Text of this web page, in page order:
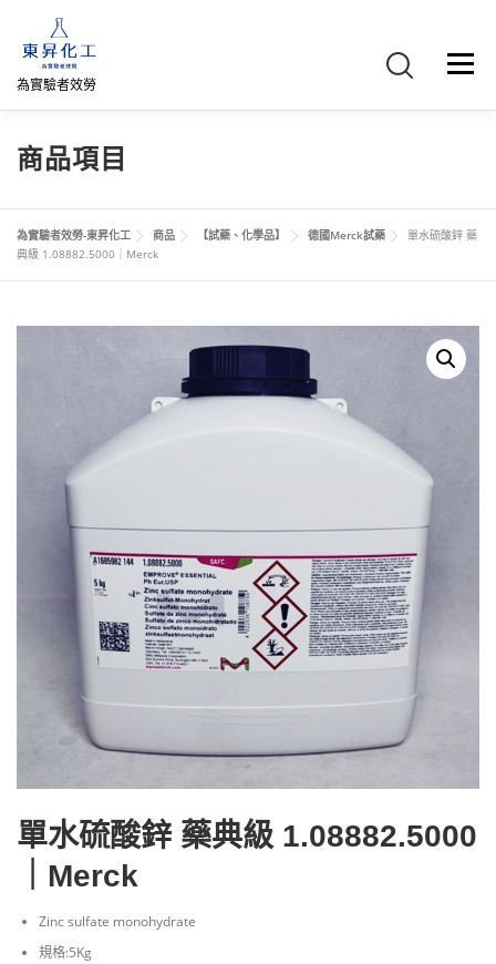
為實驗者效勞
選單
首頁 關於我們
網路商店 直購專區 詢價車、購物車/會員
商品項目
為實驗者效勞-東昇化工 商品 【試藥、化學品】 德國Merck試藥
單水硫酸鋅 藥
典級 1.08882.5000｜Merck
單水硫酸鋅 藥典級 1.08882.5000
｜Merck
Zinc sulfate monohydrate
規格:5Kg